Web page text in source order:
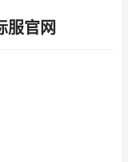
服官网